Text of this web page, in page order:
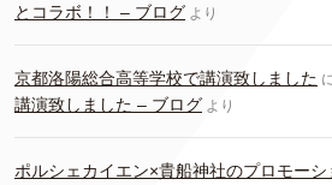
とコラボ！！ – ブログ より
京都洛陽総合高等学校で講演致しました
講演致しました – ブログ より
ポルシェカイエン×貴船神社のプロモーシ